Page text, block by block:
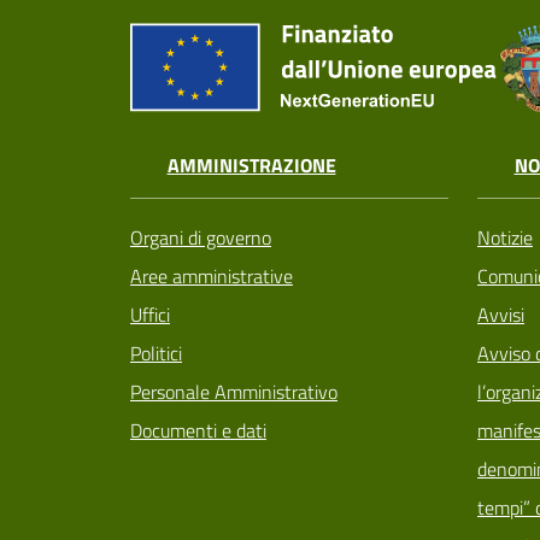
AMMINISTRAZIONE
Organi di governo
Aree amministrative
Uffici
Politici
Personale Amministrativo
Documenti e dati
Notizie
Avvisi
Avviso
tempi”